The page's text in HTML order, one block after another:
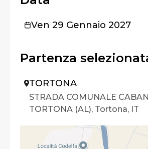
Ven 29 Gennaio 2027
Partenza
TORTONA
STRADA COMUNALE
TORTONA (AL), Tortona, IT